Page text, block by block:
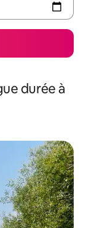
durée à